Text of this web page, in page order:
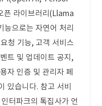
라이브러리(Llama
으로는 자연어 처리
청 기능, 고객 서비스
트 및 업데이트 공지,
자 인증 및 관리자 페
있습니다. 참고 서비
터파크의 톡집사가 언